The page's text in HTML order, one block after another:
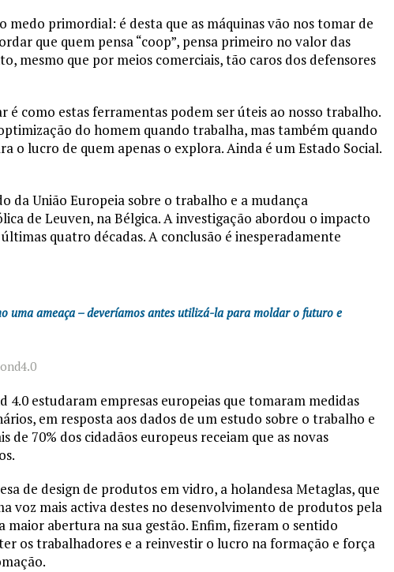
medo primordial: é desta que as máquinas vão nos tomar de
que quem pensa “coop”, pensa primeiro no valor das
mesmo que por meios comerciais, tão caros dos defensores
é como estas ferramentas podem ser úteis ao nosso trabalho.
do homem quando trabalha, mas também quando
o lucro de quem apenas o explora. Ainda é um Estado Social.
da União Europeia sobre o trabalho e a mudança
de Leuven, na Bélgica. A investigação abordou o impacto
quatro décadas. A conclusão é inesperadamente
uma ameaça – deveríamos antes utilizá-la para moldar o futuro e
4.0 estudaram empresas europeias que tomaram medidas
em resposta aos dados de um estudo sobre o trabalho e
de 70% dos cidadãos europeus receiam que as novas
de design de produtos em vidro, a holandesa Metaglas, que
voz mais activa destes no desenvolvimento de produtos pela
maior abertura na sua gestão. Enfim, fizeram o sentido
os trabalhadores e a reinvestir o lucro na formação e força